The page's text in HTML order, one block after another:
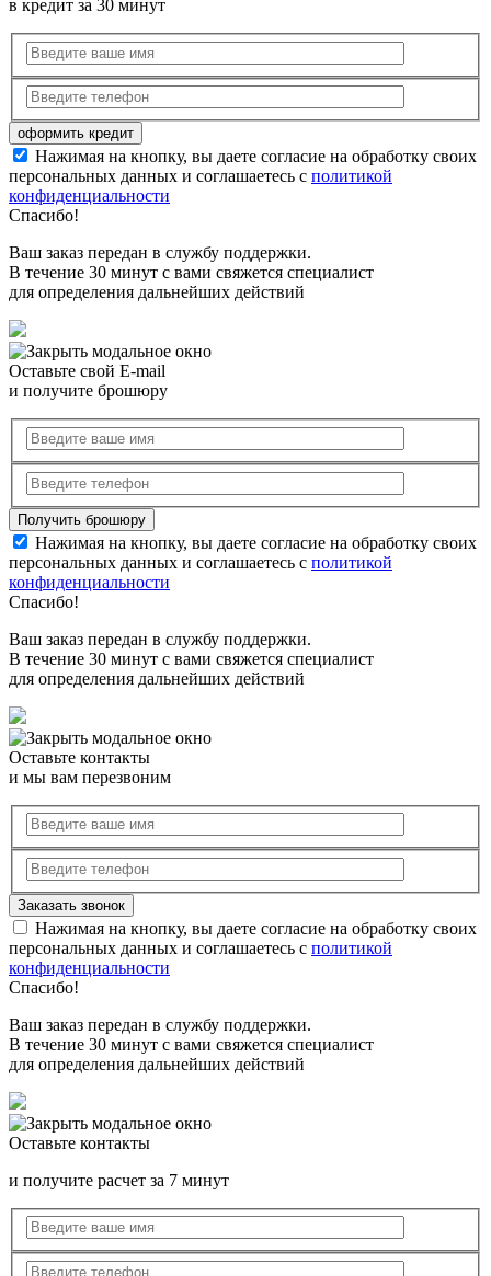
в кредит за 30 минут
Нажимая на кнопку, вы даете согласие на обработку своих
персональных данных и соглашаетесь с политикой
конфиденциальности
Спасибо!
Ваш заказ передан в службу поддержки.
В течение 30 минут с вами свяжется специалист
для определения дальнейших действий
Оставьте свой E-mail
и получите брошюру
Нажимая на кнопку, вы даете согласие на обработку своих
персональных данных и соглашаетесь с политикой
конфиденциальности
Спасибо!
Ваш заказ передан в службу поддержки.
В течение 30 минут с вами свяжется специалист
для определения дальнейших действий
Оставьте контакты
и мы вам перезвоним
Нажимая на кнопку, вы даете согласие на обработку своих
персональных данных и соглашаетесь с политикой
конфиденциальности
Спасибо!
Ваш заказ передан в службу поддержки.
В течение 30 минут с вами свяжется специалист
для определения дальнейших действий
Оставьте контакты
и получите расчет за 7 минут